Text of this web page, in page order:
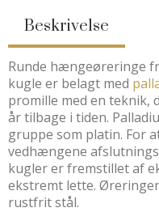
Beskrivelse
Runde hængeøreringe
kugle er belagt med
promille med en teknik,
år tilbage i tiden.
gruppe som platin. For
vedhængene
kugler er fremstillet af
ekstremt lette.
rustfrit stål.